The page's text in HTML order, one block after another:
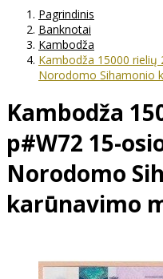
Pagrindinis
Banknotai
Kambodža
Kambodža 15000 rielių
Norodomo Sihamonio
Kambodža
p#W72 15-
Norodomo
karūnavimo